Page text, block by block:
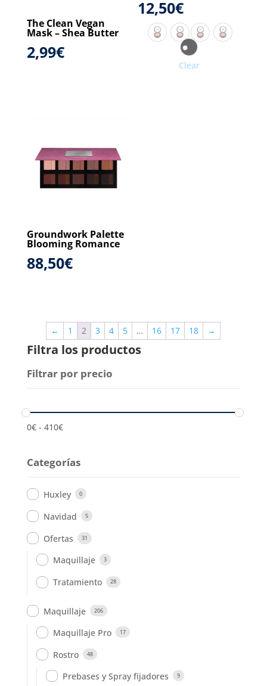
Filtra los productos
Filtrar por precio
0€- 410€
Categorías
Huxley 0
Navidad 5
Ofertas 31
Maquillaje 3
Tratamiento 28
Maquillaje 206
Maquillaje Pro 17
Rostro 48
Prebases y Spray fijadores 9
The Clean Vegan
Mask – Shea Butter
2,99€
12,50€
Clear
Groundwork Palette
Blooming Romance
88,50€
← 1 2 3 4 5 … 16 17 18 →